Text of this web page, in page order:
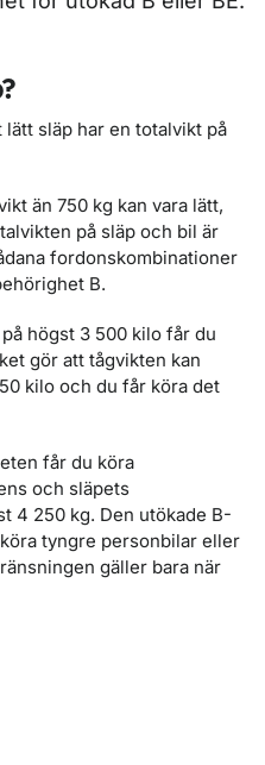
lätt släp har en totalvikt på
än 750 kg kan vara lätt,
på släp och bil är
fordonskombinationer
B.
högst 3 500 kilo får du
gör att tågvikten kan
kilo och du får köra det
får du köra
och släpets
4 250 kg. Den utökade B-
tyngre personbilar eller
gäller bara när